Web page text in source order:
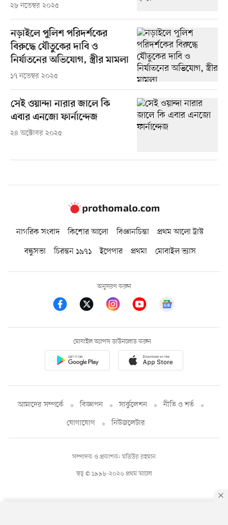
২৮ নভেম্বর ২০২৫
নড়াইলে পুলিশ পরিদর্শকের
বিরুদ্ধে যৌতুকের দাবি ও
নির্যাতনের অভিযোগ, স্ত্রীর মামলা
১৭ নভেম্বর ২০২৫
সেই ওয়ান্দা নারার জালে কি
এবার এনজো ফার্নান্দেজ
২৪ অক্টোবর ২০২৫
নাগরিক সংবাদ কিশোর আলো বিজ্ঞানচিন্তা
প্রথম আলো ট্রাস্ট
বন্ধুসভা
চিরন্তন ১৯৭১ ইপেপার প্রথমা মোবাইল ভ্যাস
অনুসরণ করুন
মোবাইল অ্যাপস ডাউনলোড করুন
আমাদের সম্পর্কে বিজ্ঞাপন সার্কুলেশন
নীতি ও শর্ত
যোগাযোগ
নিউজলেটার
স্বত্ব © ১৯৯৮-২০২৬ প্রথম আলো
সম্পাদক ও প্রকাশক: মতিউর রহমান